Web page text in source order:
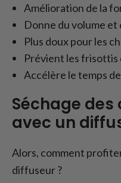
Amélioration de la
Donne du volume et
Plus doux pour les
Prévient les frisottis
Accélère le temps
Séchage
avec un
Alors, comment
diffuseur ?